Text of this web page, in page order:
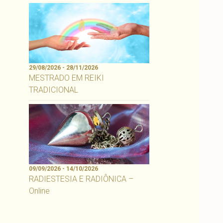
29/08/2026 - 28/11/2026
MESTRADO EM REIKI
TRADICIONAL
09/09/2026 - 14/10/2026
RADIESTESIA E RADIÔNICA –
Online